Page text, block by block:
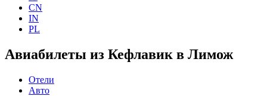
CN
IN
PL
Авиабилеты из Кефлавик в Лимож
Отели
Авто